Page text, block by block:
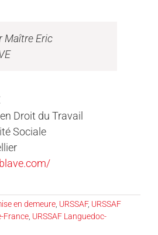
Maître Eric
Droit du Travail
Sociale
en demeure URSSAF, URSSAF
France URSSAF Languedoc-